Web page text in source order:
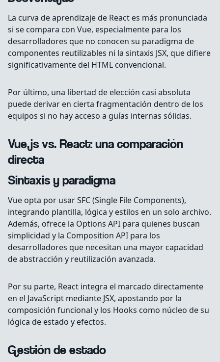
La curva de aprendizaje de React es más pronunciada
si se compara con Vue, especialmente para los
desarrolladores que no conocen su paradigma de
componentes reutilizables ni la sintaxis JSX, que difiere
significativamente del HTML convencional.
Por último, una libertad de elección casi absoluta
puede derivar en cierta fragmentación dentro de los
equipos si no hay acceso a guías internas sólidas.
Vue.js vs. React: una comparación
directa
Sintaxis y paradigma
Vue opta por usar SFC (Single File Components),
integrando plantilla, lógica y estilos en un solo archivo.
Además, ofrece la Options API para quienes buscan
simplicidad y la Composition API para los
desarrolladores que necesitan una mayor capacidad
de abstracción y reutilización avanzada.
Por su parte, React integra el marcado directamente
en el JavaScript mediante JSX, apostando por la
composición funcional y los Hooks como núcleo de su
lógica de estado y efectos.
Gestión de estado